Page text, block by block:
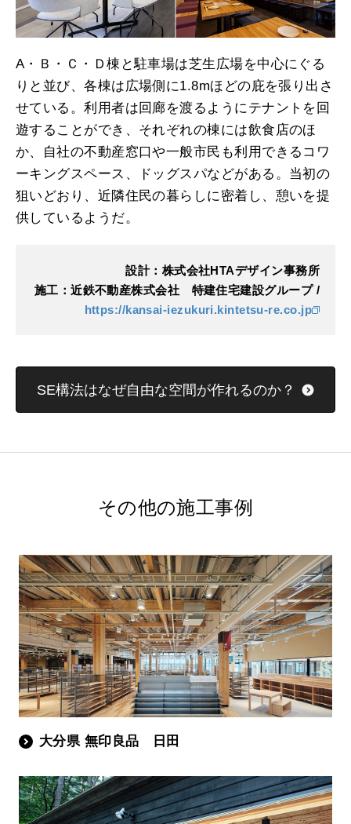
A・Ｂ・Ｃ・Ｄ棟と駐車場は芝生広場を中心にぐる
りと並び、各棟は広場側に1.8mほどの庇を張り出さ
せている。利用者は回廊を渡るようにテナントを回
遊することができ、それぞれの棟には飲食店のほ
か、自社の不動産窓口や一般市民も利用できるコワ
ーキングスペース、ドッグスパなどがある。当初の
狙いどおり、近隣住民の暮らしに密着し、憩いを提
供しているようだ。
設計：株式会社HTAデザイン事務所
施工：近鉄不動産株式会社 特建住宅建設グループ /
https://kansai-iezukuri.kintetsu-re.co.jp
SE構法はなぜ自由な空間が作れるのか？
その他の施工事例
大分県 無印良品 日田